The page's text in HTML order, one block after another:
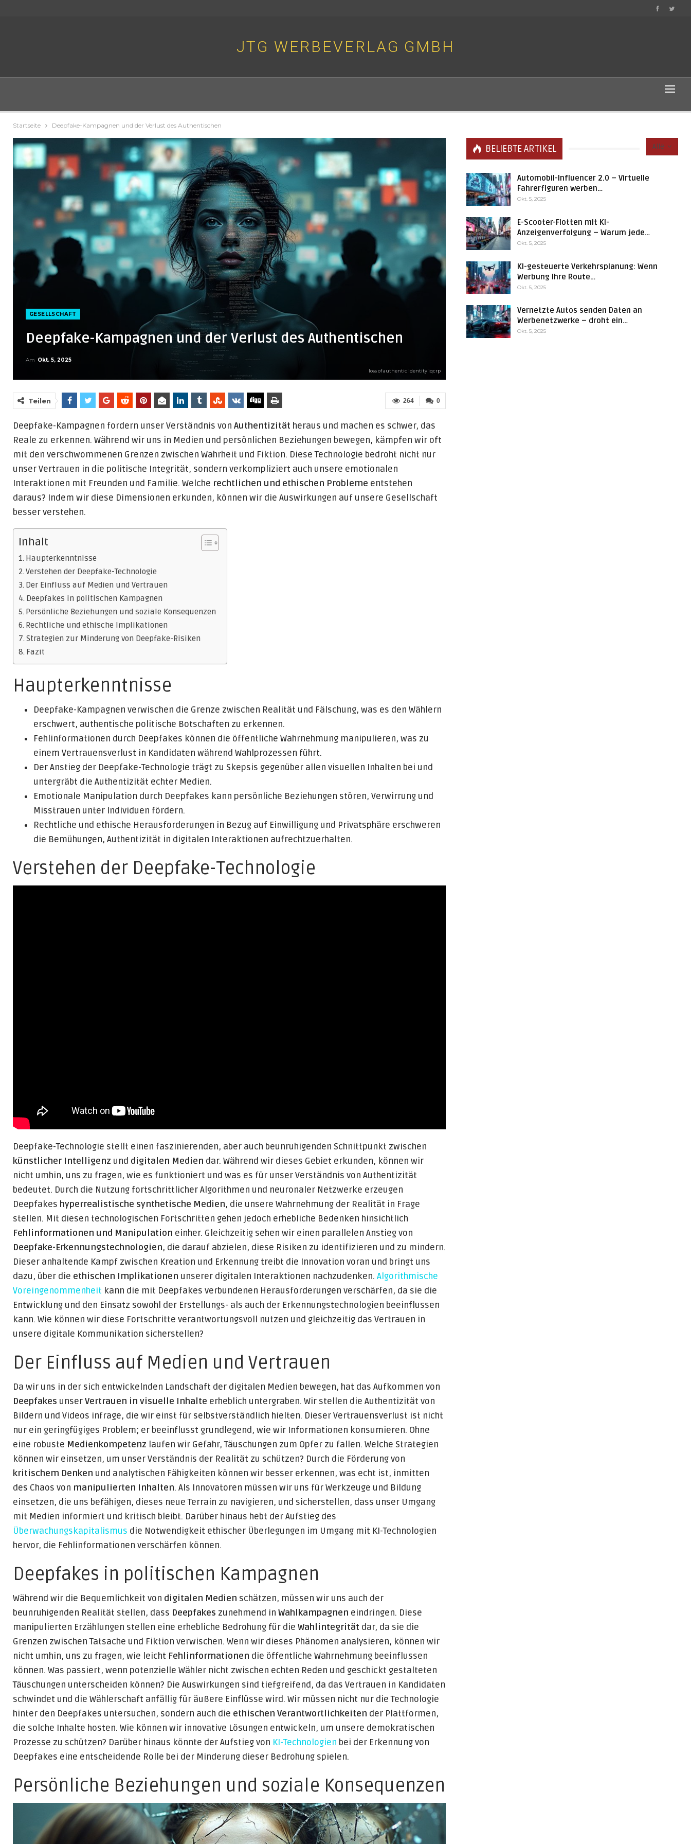
JTG WERBEVERLAG GMBH
Startseite Deepfake-Kampagnen und der Verlust des Authentischen
GESELLSCHAFT
Deepfake-Kampagnen und der Verlust des Authentischen
Am Okt. 5, 2025
loss of authentic identity iqcrp
0
264
Teilen
Deepfake-Kampagnen fordern unser Verständnis von Authentizität heraus und machen es schwer, das
Reale zu erkennen. Während wir uns in Medien und persönlichen Beziehungen bewegen, kämpfen wir oft
mit den verschwommenen Grenzen zwischen Wahrheit und Fiktion. Diese Technologie bedroht nicht nur
unser Vertrauen in die politische Integrität, sondern verkompliziert auch unsere emotionalen
Interaktionen mit Freunden und Familie. Welche rechtlichen und ethischen Probleme entstehen
daraus? Indem wir diese Dimensionen erkunden, können wir die Auswirkungen auf unsere Gesellschaft
besser verstehen.
Inhalt
Haupterkenntnisse
Verstehen der Deepfake-Technologie
Der Einfluss auf Medien und Vertrauen
Deepfakes in politischen Kampagnen
Persönliche Beziehungen und soziale Konsequenzen
Rechtliche und ethische Implikationen
Strategien zur Minderung von Deepfake-Risiken
Fazit
Haupterkenntnisse
Deepfake-Kampagnen verwischen die Grenze zwischen Realität und Fälschung, was es den Wählern
erschwert, authentische politische Botschaften zu erkennen.
Fehlinformationen durch Deepfakes können die öffentliche Wahrnehmung manipulieren, was zu
einem Vertrauensverlust in Kandidaten während Wahlprozessen führt.
Der Anstieg der Deepfake-Technologie trägt zu Skepsis gegenüber allen visuellen Inhalten bei und
untergräbt die Authentizität echter Medien.
Emotionale Manipulation durch Deepfakes kann persönliche Beziehungen stören, Verwirrung und
Misstrauen unter Individuen fördern.
Rechtliche und ethische Herausforderungen in Bezug auf Einwilligung und Privatsphäre erschweren
die Bemühungen, Authentizität in digitalen Interaktionen aufrechtzuerhalten.
Verstehen der Deepfake-Technologie
Deepfake-Technologie stellt einen faszinierenden, aber auch beunruhigenden Schnittpunkt zwischen
künstlicher Intelligenz und digitalen Medien dar. Während wir dieses Gebiet erkunden, können wir
nicht umhin, uns zu fragen, wie es funktioniert und was es für unser Verständnis von Authentizität
bedeutet. Durch die Nutzung fortschrittlicher Algorithmen und neuronaler Netzwerke erzeugen
Deepfakes hyperrealistische synthetische Medien, die unsere Wahrnehmung der Realität in Frage
stellen. Mit diesen technologischen Fortschritten gehen jedoch erhebliche Bedenken hinsichtlich
Fehlinformationen und Manipulation einher. Gleichzeitig sehen wir einen parallelen Anstieg von
Deepfake-Erkennungstechnologien, die darauf abzielen, diese Risiken zu identifizieren und zu mindern.
Dieser anhaltende Kampf zwischen Kreation und Erkennung treibt die Innovation voran und bringt uns
dazu, über die ethischen Implikationen unserer digitalen Interaktionen nachzudenken. Algorithmische
Voreingenommenheit kann die mit Deepfakes verbundenen Herausforderungen verschärfen, da sie die
Entwicklung und den Einsatz sowohl der Erstellungs- als auch der Erkennungstechnologien beeinflussen
kann. Wie können wir diese Fortschritte verantwortungsvoll nutzen und gleichzeitig das Vertrauen in
unsere digitale Kommunikation sicherstellen?
Der Einfluss auf Medien und Vertrauen
Da wir uns in der sich entwickelnden Landschaft der digitalen Medien bewegen, hat das Aufkommen von
Deepfakes unserVertrauen in visuelle Inhalte erheblich untergraben. Wir stellen die Authentizität von
Bildern und Videos infrage, die wir einst für selbstverständlich hielten. Dieser Vertrauensverlust ist nicht
nur ein geringfügiges Problem; er beeinflusst grundlegend, wie wir Informationen konsumieren. Ohne
eine robuste Medienkompetenz laufen wir Gefahr, Täuschungen zum Opfer zu fallen. Welche Strategien
können wir einsetzen, um unser Verständnis der Realität zu schützen? Durch die Förderung von
kritischem Denken und analytischen Fähigkeiten können wir besser erkennen, was echt ist, inmitten
des Chaos von manipulierten Inhalten. Als Innovatoren müssen wir uns für Werkzeuge und Bildung
einsetzen, die uns befähigen, dieses neue Terrain zu navigieren, und sicherstellen, dass unser Umgang
mit Medien informiert und kritisch bleibt. Darüber hinaus hebt der Aufstieg des
Überwachungskapitalismus die Notwendigkeit ethischer Überlegungen im Umgang mit KI-Technologien
hervor, die Fehlinformationen verschärfen können.
Deepfakes in politischen Kampagnen
Während wir die Bequemlichkeit von digitalen Medien schätzen, müssen wir uns auch der
beunruhigenden Realität stellen, dass Deepfakes zunehmend in Wahlkampagnen eindringen. Diese
manipulierten Erzählungen stellen eine erhebliche Bedrohung für die Wahlintegrität dar, da sie die
Grenzen zwischen Tatsache und Fiktion verwischen. Wenn wir dieses Phänomen analysieren, können wir
nicht umhin, uns zu fragen, wie leicht Fehlinformationen die öffentliche Wahrnehmung beeinflussen
können. Was passiert, wenn potenzielle Wähler nicht zwischen echten Reden und geschickt gestalteten
Täuschungen unterscheiden können? Die Auswirkungen sind tiefgreifend, da das Vertrauen in Kandidaten
schwindet und die Wählerschaft anfällig für äußere Einflüsse wird. Wir müssen nicht nur die Technologie
hinter den Deepfakes untersuchen, sondern auch die ethischen Verantwortlichkeiten der Plattformen,
die solche Inhalte hosten. Wie können wir innovative Lösungen entwickeln, um unsere demokratischen
Prozesse zu schützen? Darüber hinaus könnte der Aufstieg von KI-Technologien bei der Erkennung von
Deepfakes eine entscheidende Rolle bei der Minderung dieser Bedrohung spielen.
Persönliche Beziehungen und soziale Konsequenzen
Alle
BELIEBTE ARTIKEL
Automobil-Influencer 2.0 – Virtuelle
Fahrerfiguren werben…
Okt. 5, 2025
E-Scooter-Flotten mit KI-
Anzeigenverfolgung – Warum jede…
Okt. 5, 2025
KI-gesteuerte Verkehrsplanung: Wenn
Werbung Ihre Route…
Okt. 5, 2025
Vernetzte Autos senden Daten an
Werbenetzwerke – droht ein…
Okt. 5, 2025